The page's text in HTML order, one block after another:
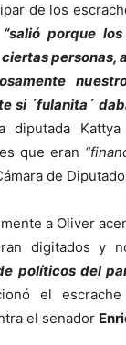
de los
“salió porque
personas,
si ´fulanita´
Kattya
que eran
de
a Oliver
digitados y
políticos del
el
el senador